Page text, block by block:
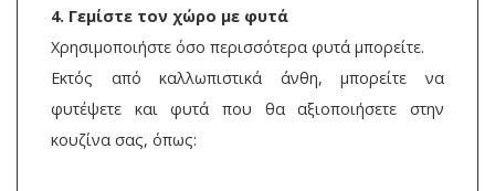
4. Γεμίστε τον χώρο με φυτά
Χρησιμοποιήστε όσο περισσότερα φυτά μπορείτε.
Εκτός από καλλωπιστικά άνθη, μπορείτε να
φυτέψετε και φυτά που θα αξιοποιήσετε στην
κουζίνα σας, όπως: